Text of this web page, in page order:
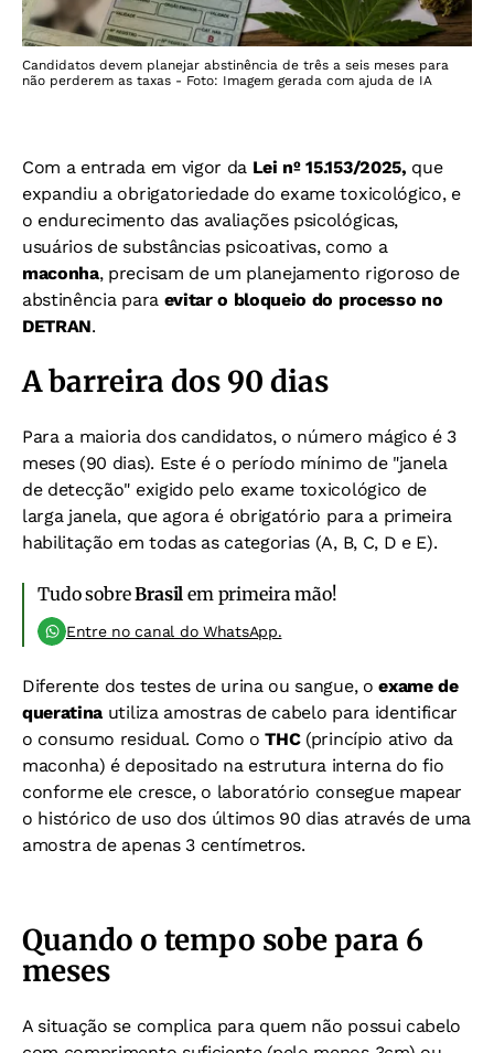
Candidatos devem planejar abstinência de três a seis meses para
não perderem as taxas - Foto: Imagem gerada com ajuda de IA
Com a entrada em vigor da Lei nº 15.153/2025, que
expandiu a obrigatoriedade do exame toxicológico, e
o endurecimento das avaliações psicológicas,
usuários de substâncias psicoativas, como a
maconha, precisam de um planejamento rigoroso de
abstinência para evitar o bloqueio do processo no
DETRAN.
A barreira dos 90 dias
Para a maioria dos candidatos, o número mágico é 3
meses (90 dias). Este é o período mínimo de "janela
de detecção" exigido pelo exame toxicológico de
larga janela, que agora é obrigatório para a primeira
habilitação em todas as categorias (A, B, C, D e E).
Tudo sobreBrasil em primeira mão!
Entre no canal do WhatsApp.
Diferente dos testes de urina ou sangue, oexame de
queratina utiliza amostras de cabelo para identificar
o consumo residual. Como oTHC (princípio ativo da
maconha) é depositado na estrutura interna do fio
conforme ele cresce, o laboratório consegue mapear
o histórico de uso dos últimos 90 dias através de uma
amostra de apenas 3 centímetros.
Quando o tempo sobe para 6
meses
A situação se complica para quem não possui cabelo